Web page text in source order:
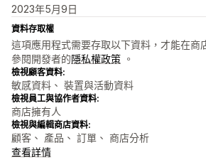
2023年5月9日
資料存取權
這項應用程式需要存取以下資料，才能在商
參閱開發者的隱私權政策 。
檢視顧客資料:
敏感資料、 裝置與活動資料
檢視員工與協作者資料:
商店擁有人
檢視與編輯商店資料:
顧客、 產品、 訂單、 商店分析
查看詳情